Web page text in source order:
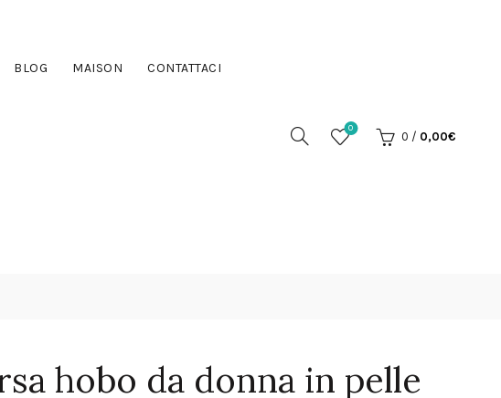
BLOG MAISON CONTATTACI
0
0 / 0,00€
hobo da donna in pelle